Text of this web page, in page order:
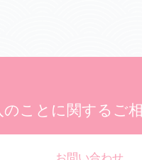
のことに関するご